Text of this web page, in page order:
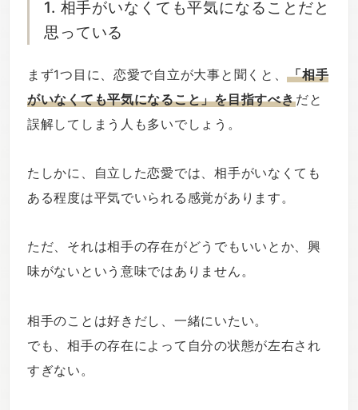
1. 相手がいなくても平気になることだと
思っている
まず1つ目に、恋愛で自立が大事と聞くと、「相手
がいなくても平気になること」を目指すべきだと
誤解してしまう人も多いでしょう。
たしかに、自立した恋愛では、相手がいなくても
ある程度は平気でいられる感覚があります。
ただ、それは相手の存在がどうでもいいとか、興
味がないという意味ではありません。
相手のことは好きだし、一緒にいたい。
でも、相手の存在によって自分の状態が左右され
すぎない。